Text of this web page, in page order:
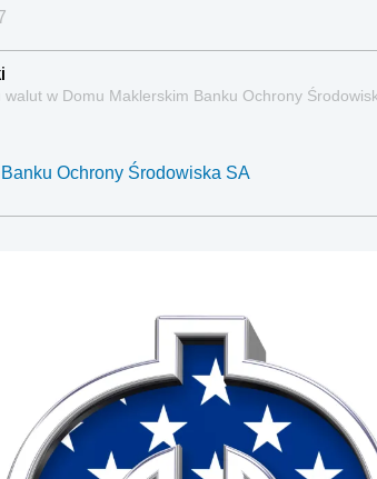
walut w Domu Maklerskim Banku Ochrony
Ochrony Środowiska SA